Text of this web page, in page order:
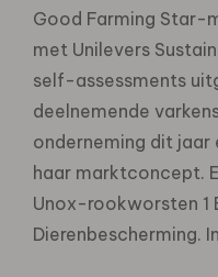
Good Farming Star-
met Unilevers
self-assessments
deelnemende
onderneming dit jaar
haar marktconcept.
Unox-rookworsten 1
Dierenbescherming.